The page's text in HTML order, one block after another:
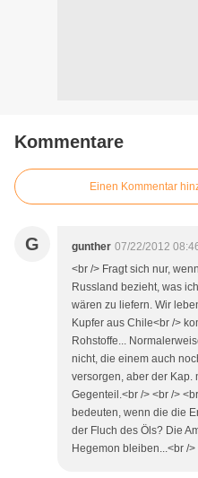
Kommentare
Einen Kommentar
G gunther 07/22/2012
<br /> Fragt sich nur,
Russland bezieht, was
wären zu liefern. Wir
Kupfer aus Chile<br />
Rohstoffe...
nicht, die einem auch
versorgen, aber der Kap.
Gegenteil.<br /> <br />
bedeuten, wenn die die
der Fluch des Öls? Die
Hegemon bleiben...<br />